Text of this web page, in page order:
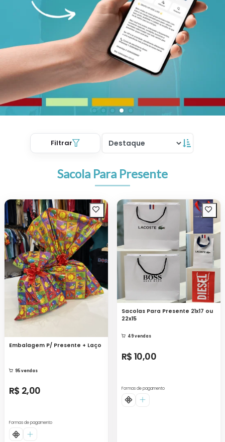
Filtrar
Sacola Para Presente
Embalagem P/ Presente + Laço
95 vendas
R$ 2,00
Formas de pagamento
Sacolas Para Presente 21x17 ou
22x15
49 vendas
R$ 10,00
Formas de pagamento